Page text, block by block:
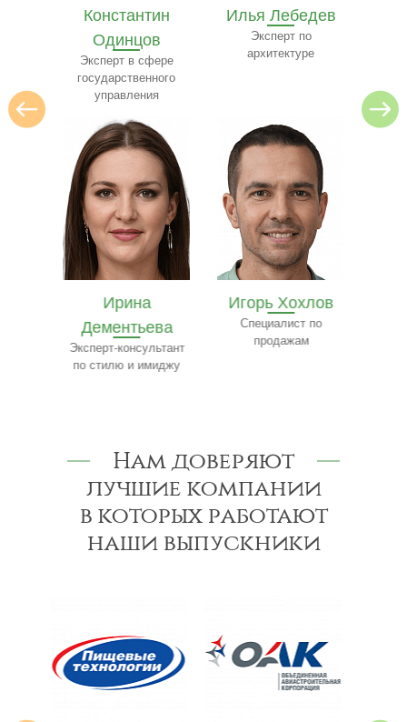
Константин
Одинцов
Эксперт в сфере
государственного
управления
Ирина
Дементьева
Эксперт-консультант
по стилю и имиджу
Илья Лебедев
Эксперт по
архитектуре
Игорь Хохлов
Специалист по
продажам
Нам доверяют
лучшие компании
в которых работают
наши выпускники